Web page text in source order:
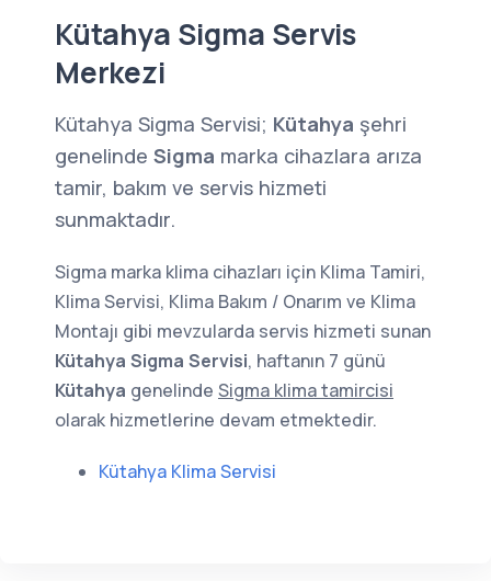
Kütahya Sigma Servis
Merkezi
Kütahya Sigma Servisi; Kütahya şehri
genelinde Sigma marka cihazlara arıza
tamir, bakım ve servis hizmeti
sunmaktadır.
Sigma marka klima cihazları için Klima Tamiri,
Klima Servisi, Klima Bakım / Onarım ve Klima
Montajı gibi mevzularda servis hizmeti sunan
Kütahya Sigma Servisi, haftanın 7 günü
Kütahya genelinde Sigma klima tamircisi
olarak hizmetlerine devam etmektedir.
Kütahya Klima Servisi